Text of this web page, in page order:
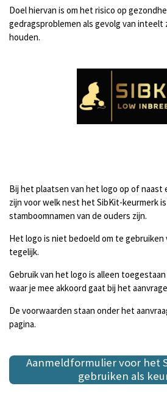
Doel hiervan is om het risico op
gedragsproblemen als gevolg van inteelt
houden.
Bij het plaatsen van het logo op of
zijn voor welk nest het SibKit-keurmerk
stamboomnamen van de ouders zijn.
Het logo is niet bedoeld om te
tegelijk.
Gebruik van het logo is alleen
waar je mee akkoord gaat bij het
De voorwaarden staan onder het
pagina.
Aanmeldformulier voor het
gebruiken als